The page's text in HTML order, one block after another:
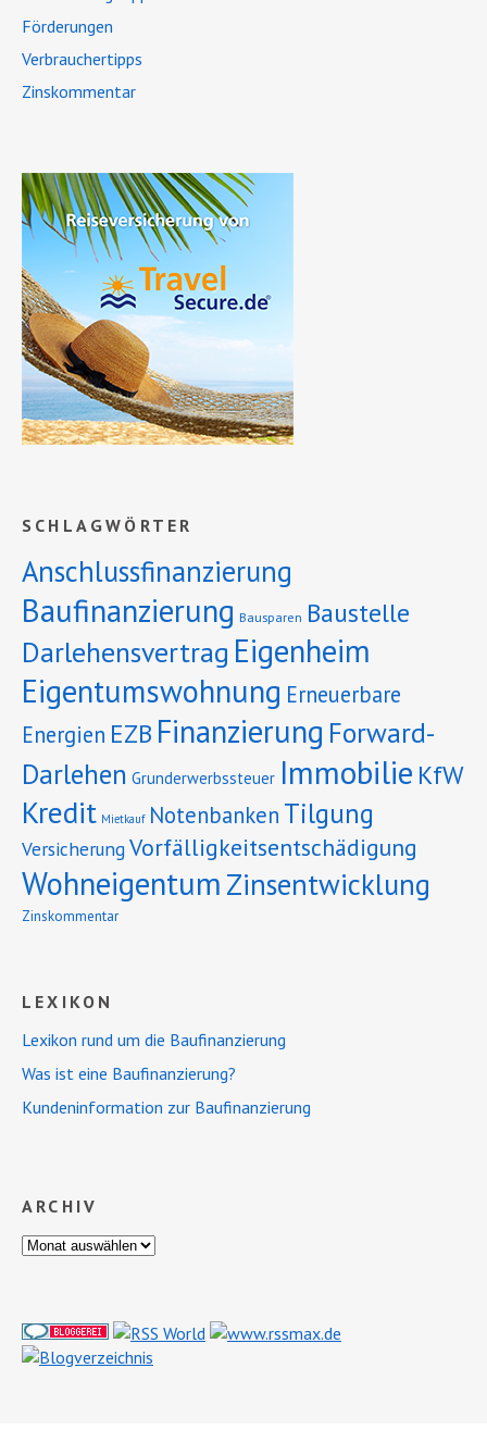
Förderungen
Verbrauchertipps
Zinskommentar
SCHLAGWÖRTER
Anschlussfinanzierung
Baufinanzierung Bausparen Baustelle
Darlehensvertrag Eigenheim
Eigentumswohnung Erneuerbare
Energien EZB Finanzierung Forward-
Darlehen Grunderwerbssteuer Immobilie KfW
Kredit Mietkauf Notenbanken Tilgung
VersicherungVorfälligkeitsentschädigung
Wohneigentum Zinsentwicklung
Zinskommentar
LEXIKON
Lexikon rund um die Baufinanzierung
Was ist eine Baufinanzierung?
Kundeninformation zur Baufinanzierung
ARCHIV